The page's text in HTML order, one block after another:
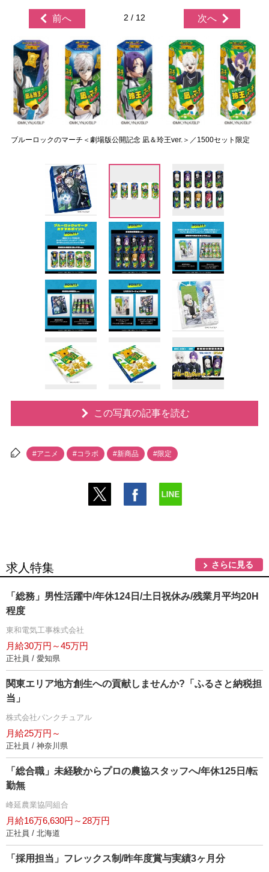
前へ 2 / 12 次へ
ブルーロックのマーチ＜劇場版公開記念 凪＆玲王ver.＞／1500セット限定
この写真の記事を読む
#アニメ #コラボ #新商品 #限定
求人特集 さらに見る
「総務」男性活躍中/年休124日/土日祝休み/残業月平均20H
程度
東和電気工事株式会社
月給30万円～45万円
正社員 / 愛知県
関東エリア地方創生への貢献しませんか?「ふるさと納税担
当」
株式会社パンクチュアル
月給25万円～
正社員 / 神奈川県
「総合職」未経験からプロの農協スタッフへ/年休125日/転
勤無
峰延農業協同組合
月給16万6,630円～28万円
正社員 / 北海道
「採用担当」フレックス制/昨年度賞与実績3ヶ月分